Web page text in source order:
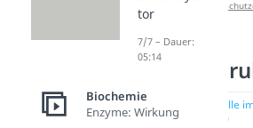
Proteine
zur Stelle
(02:00)
tor
7/7 – Dauer:
05:14
Biochemie
Enzyme: Wirkung